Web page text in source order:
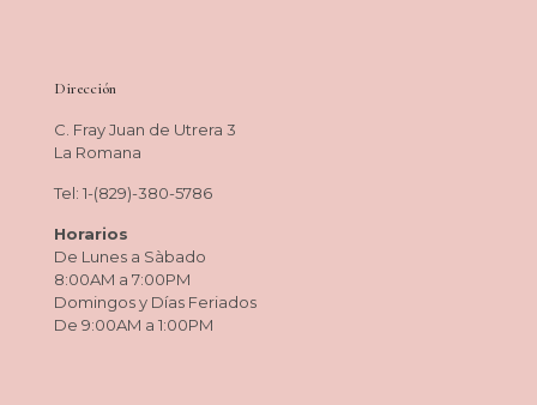
Dirección
C. Fray Juan de Utrera 3
La Romana
Tel: 1-(829)-380-5786
Horarios
De Lunes a Sàbado
8:00AM a 7:00PM
Domingos y Días Feriados
De 9:00AM a 1:00PM